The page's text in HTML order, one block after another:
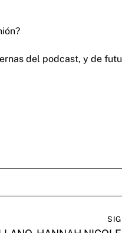
del podcast, y de